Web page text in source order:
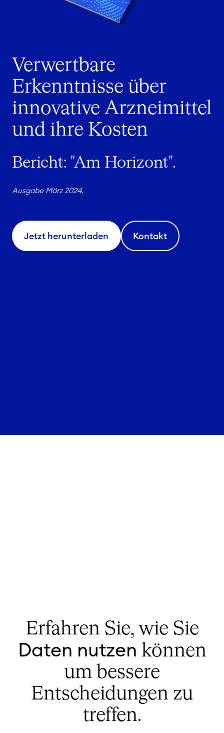
Verwertbare
Erkenntnisse über
innovative Arzneimittel
und ihre Kosten
Bericht: "Am Horizont".
Ausgabe März 2024.
Jetzt herunterladen Kontakt
Erfahren Sie, wie Sie
Daten nutzen können
um bessere
Entscheidungen zu
treffen.